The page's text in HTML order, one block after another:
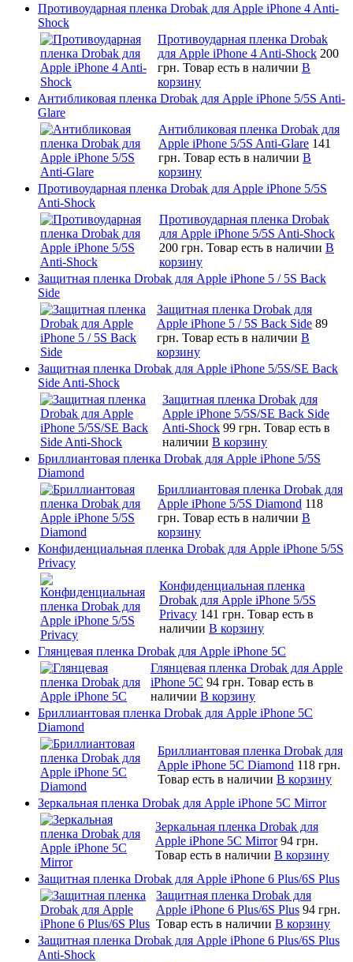
Противоударная пленка Drobak для Apple iPhone 4 Anti-
Shock
Противоударная пленка Drobak
для Apple iPhone 4 Anti-Shock 200
грн. Товар есть в наличии В
корзину
Антибликовая пленка Drobak для Apple iPhone 5/5S Anti-
Glare
Антибликовая пленка Drobak для
Apple iPhone 5/5S Anti-Glare 141
грн. Товар есть в наличии В
корзину
Противоударная пленка Drobak для Apple iPhone 5/5S
Anti-Shock
Противоударная пленка Drobak
для Apple iPhone 5/5S Anti-Shock
200 грн. Товар есть в наличии В
корзину
Защитная пленка Drobak для Apple iPhone 5 / 5S Back
Side
Защитная пленка Drobak для
Apple iPhone 5 / 5S Back Side 89
грн. Товар есть в наличии В
корзину
Защитная пленка Drobak для Apple iPhone 5/5S/SE Back
Side Anti-Shock
Защитная пленка Drobak для
Apple iPhone 5/5S/SE Back Side
Anti-Shock 99 грн. Товар есть в
наличии В корзину
Бриллиантовая пленка Drobak для Apple iPhone 5/5S
Diamond
Бриллиантовая пленка Drobak для
Apple iPhone 5/5S Diamond 118
грн. Товар есть в наличии В
корзину
Конфиденциальная пленка Drobak для Apple iPhone 5/5S
Privacy
Конфиденциальная пленка
Drobak для Apple iPhone 5/5S
Privacy 141 грн. Товар есть в
наличии В корзину
Глянцевая пленка Drobak для Apple iPhone 5C
Глянцевая пленка Drobak для Apple
iPhone 5C 94 грн. Товар есть в
наличии В корзину
Бриллиантовая пленка Drobak для Apple iPhone 5C
Diamond
Бриллиантовая пленка Drobak для
Apple iPhone 5C Diamond 118 грн.
Товар есть в наличии В корзину
Зеркальная пленка Drobak для Apple iPhone 5C Mirror
Зеркальная пленка Drobak для
Apple iPhone 5C Mirror 94 грн.
Товар есть в наличии В корзину
Защитная пленка Drobak для Apple iPhone 6 Plus/6S Plus
Защитная пленка Drobak для
Apple iPhone 6 Plus/6S Plus 94 грн.
Товар есть в наличии В корзину
Защитная пленка Drobak для Apple iPhone 6 Plus/6S Plus
Anti-Shock